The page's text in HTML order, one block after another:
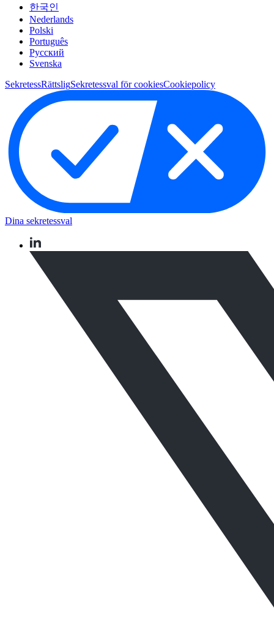
한국인
Nederlands
Polski
Português
Pусский
Svenska
SekretessRättsligSekretessval för cookiesCookiepolicy
Dina sekretessval